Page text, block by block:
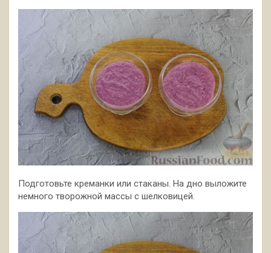
Подготовьте креманки или стаканы. На дно выложите
немного творожной массы с шелковицей.